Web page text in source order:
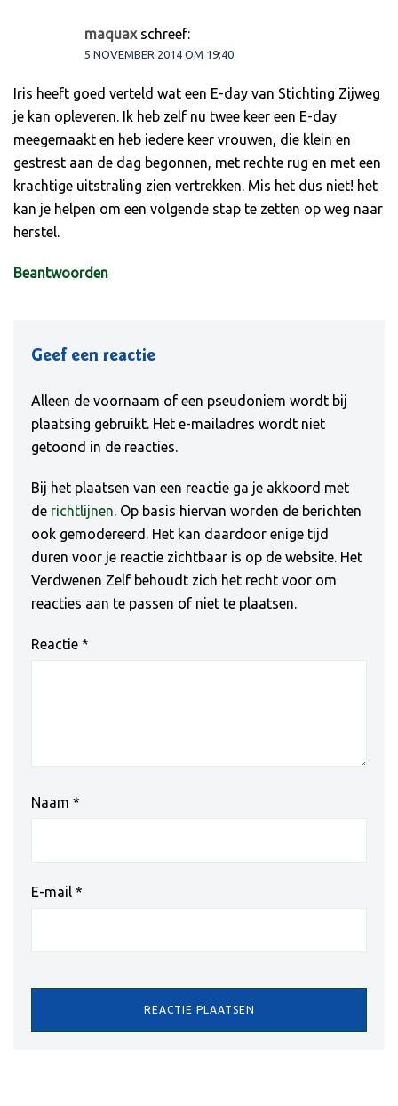
maquax schreef:
5 NOVEMBER 2014 OM 19:40
Iris heeft goed verteld wat een E-day van Stichting Zijweg
je kan opleveren. Ik heb zelf nu twee keer een E-day
meegemaakt en heb iedere keer vrouwen, die klein en
gestrest aan de dag begonnen, met rechte rug en met een
krachtige uitstraling zien vertrekken. Mis het dus niet! het
kan je helpen om een volgende stap te zetten op weg naar
herstel.
Beantwoorden
Geef een reactie
Alleen de voornaam of een pseudoniem wordt bij
plaatsing gebruikt. Het e-mailadres wordt niet
getoond in de reacties.
Bij het plaatsen van een reactie ga je akkoord met
de richtlijnen. Op basis hiervan worden de berichten
ook gemodereerd. Het kan daardoor enige tijd
duren voor je reactie zichtbaar is op de website. Het
Verdwenen Zelf behoudt zich het recht voor om
reacties aan te passen of niet te plaatsen.
Reactie *
Naam *
E-mail *